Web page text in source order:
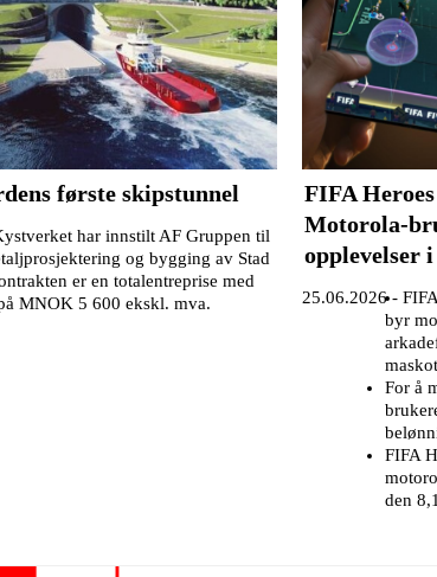
første skipstunnel
har innstilt AF Gruppen til
og bygging av Stad
er en totalentreprise med
MNOK 5 600 ekskl. mva.
FIFA
Motorola-
opplevelser
25.06.2026 -
byr
For å
FIFA
den